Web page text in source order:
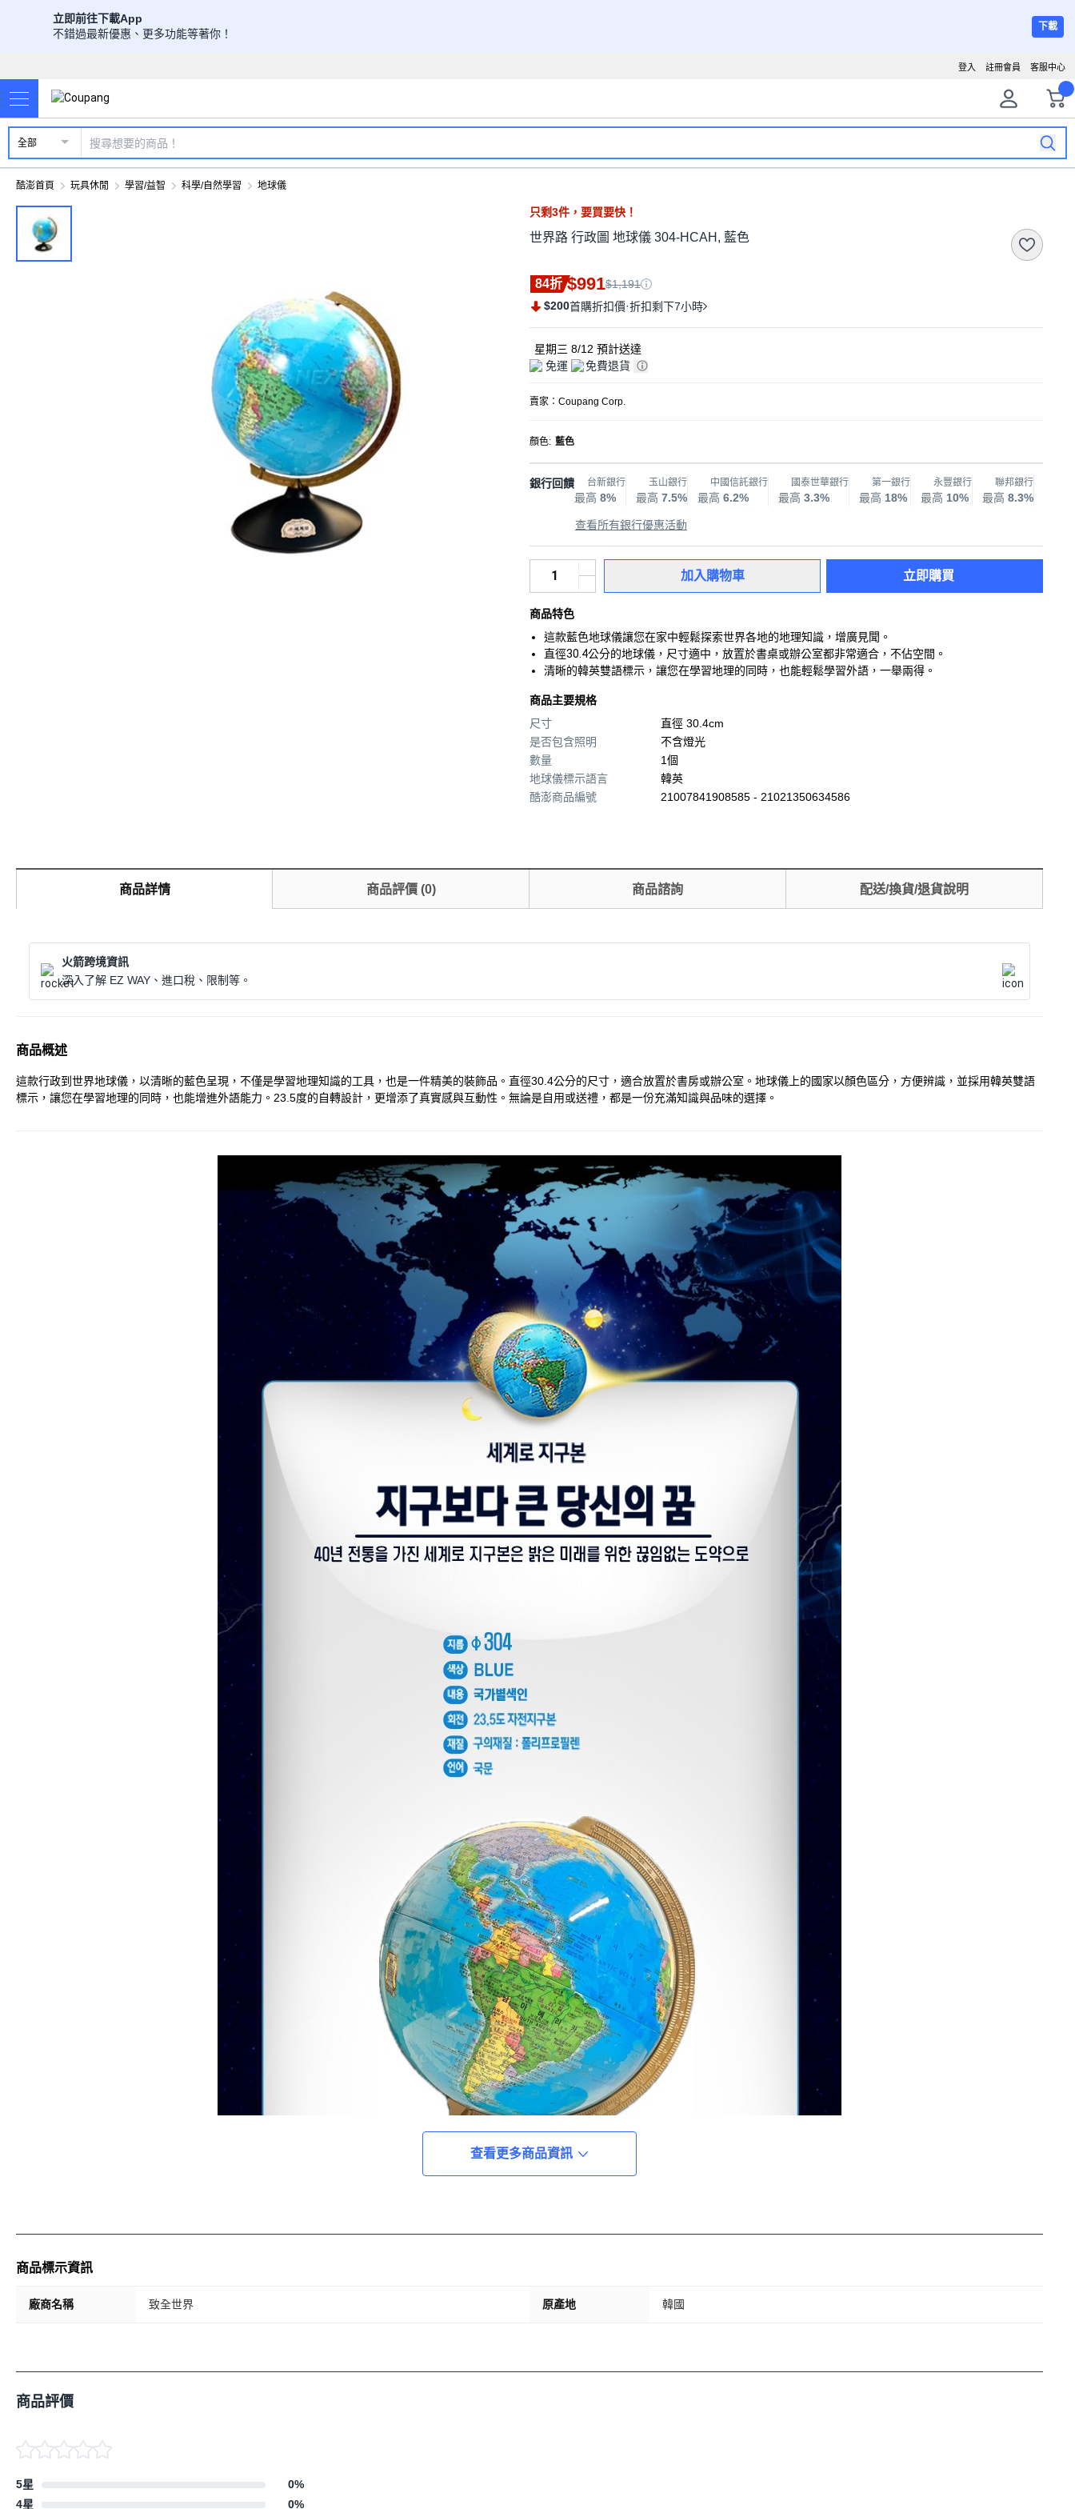
立即前往下載App
不錯過最新優惠、更多功能等著你！
下載
客服中心
註冊會員
登入
全部
酷澎首頁 玩具休閒 學習/益智 科學/自然學習 地球儀
只剩3件， 要買要快！
世界路 行政圖 地球儀 304-HCAH, 藍色
84折 $991$1,191
$200首購折扣價·折扣剩下7小時
星期三 8/12 預計送達
免運
免費退貨
賣家： Coupang Corp.
顏色: 藍色
銀行回饋 台新銀行
最高 8%
玉山銀行
最高 7.5%
中國信託銀行
最高 6.2%
國泰世華銀行
最高 3.3%
第一銀行
最高 18%
永豐銀行
最高 10%
聯邦銀行
最高 8.3%
查看所有銀行優惠活動
加入購物車 立即購買
商品特色
這款藍色地球儀讓您在家中輕鬆探索世界各地的地理知識，增廣見聞。
直徑30.4公分的地球儀，尺寸適中，放置於書桌或辦公室都非常適合，不佔空間。
清晰的韓英雙語標示，讓您在學習地理的同時，也能輕鬆學習外語，一舉兩得。
商品主要規格
尺寸
直徑 30.4cm
是否包含照明
不含燈光
數量
1個
地球儀標示語言
韓英
酷澎商品編號
21007841908585 - 21021350634586
商品詳情 商品評價(0) 商品諮詢 配送/換貨/退貨說明
火箭跨境資訊
深入了解 EZ WAY、進口稅、限制等。
商品概述
這款行政到世界地球儀，以清晰的藍色呈現，不僅是學習地理知識的工具，也是一件精美的裝飾品。直徑30.4公分的尺寸，適合放置於書房或辦公室。地球儀上的國家以顏色區分，方便辨識，並採用韓英雙語
標示，讓您在學習地理的同時，也能增進外語能力。23.5度的自轉設計，更增添了真實感與互動性。無論是自用或送禮，都是一份充滿知識與品味的選擇。
查看更多商品資訊
商品標示資訊
廠商名稱 致全世界 原產地 韓國
商品評價
5星 0%
4星
0%